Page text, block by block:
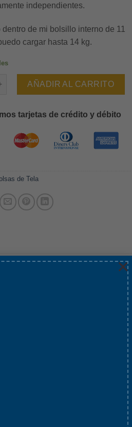
×
independientes.
dentro de mi bolsillo interno de 11
cargar hasta 14 kg.
que plástico cantidad
AÑADIR AL CARRITO
tarjetas de crédito y débito
de Tela
para mejor portabilidad y
durante su vida útil. ¡Evita usar
por sus sueños de ser